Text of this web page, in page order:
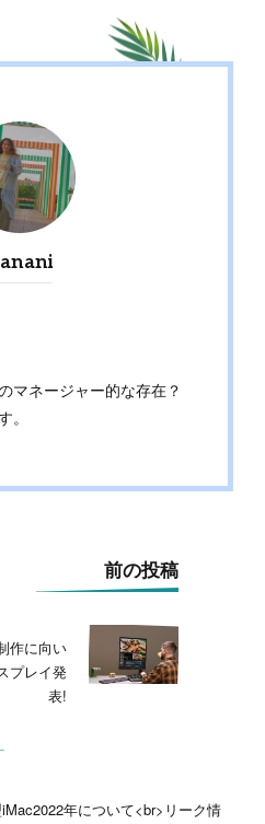
マネージャー的な存在？
ゲ
ー
前の投稿
作に向い
プレイ発
表!
年について<br>リーク情